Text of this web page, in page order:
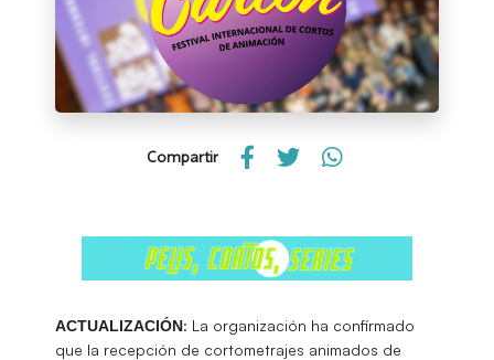
Compartir
ACTUALIZACIÓN: La organización ha confirmado
que la recepción de cortometrajes animados de